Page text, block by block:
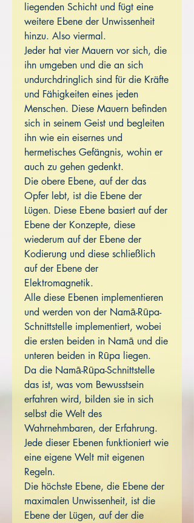
liegenden Schicht und fügt eine
weitere Ebene der Unwissenheit
hinzu. Also viermal.
Jeder hat vier Mauern vor sich, die
ihn umgeben und die an sich
undurchdringlich sind für die Kräfte
und Fähigkeiten eines jeden
Menschen. Diese Mauern befinden
sich in seinem Geist und begleiten
ihn wie ein eisernes und
hermetisches Gefängnis, wohin er
auch zu gehen gedenkt.
Die obere Ebene, auf der das
Opfer lebt, ist die Ebene der
Lügen. Diese Ebene basiert auf der
Ebene der Konzepte, diese
wiederum auf der Ebene der
Kodierung und diese schließlich
auf der Ebene der
Elektromagnetik.
Alle diese Ebenen implementieren
und werden von der Namā-Rūpa-
Schnittstelle implementiert, wobei
die ersten beiden in Namā und die
unteren beiden in Rūpa liegen.
Da die Namā-Rūpa-Schnittstelle
das ist, was vom Bewusstsein
erfahren wird, bilden sie in sich
selbst die Welt des
Wahrnehmbaren, der Erfahrung.
Jede dieser Ebenen funktioniert wie
eine eigene Welt mit eigenen
Regeln.
Die höchste Ebene, die Ebene der
maximalen Unwissenheit, ist die
Ebene der Lügen, auf der die